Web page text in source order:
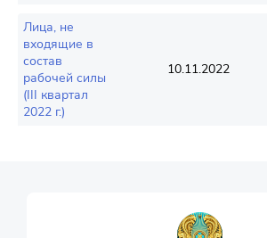
Лица, не
входящие в
состав
рабочей силы
(III квартал
2022 г.)
10.11.2022